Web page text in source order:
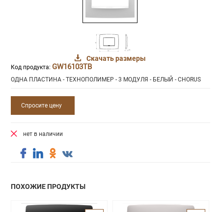
Скачать размеры
Код продукта: GW16103TB
ОДНА ПЛАСТИНА - ТЕХНОПОЛИМЕР - 3 МОДУЛЯ - БЕЛЫЙ - CHORUS
Спросите цену
нет в наличии
ПОХОЖИЕ ПРОДУКТЫ